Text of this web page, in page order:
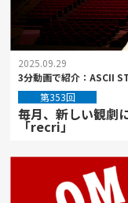
2025.09.29
3分動画で紹介：ASCII
第353回
毎月、新しい観劇
「recri」